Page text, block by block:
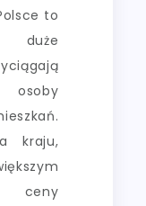
to
duże
kraju,
ceny